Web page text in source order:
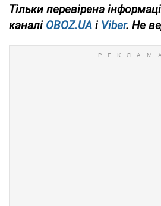
Тільки перевірена
каналі OBOZ.UA і Viber. Не